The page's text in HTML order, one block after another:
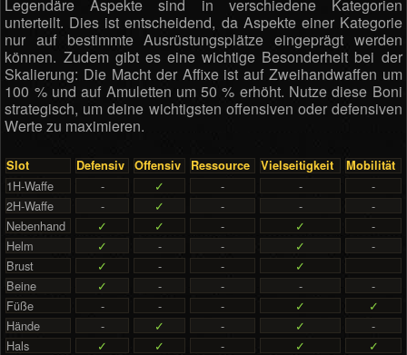
Legendäre Aspekte sind in verschiedene Kategorien
unterteilt. Dies ist entscheidend, da Aspekte einer Kategorie
nur auf bestimmte Ausrüstungsplätze eingeprägt werden
können. Zudem gibt es eine wichtige Besonderheit bei der
Skalierung: Die Macht der Affixe ist auf Zweihandwaffen um
100 % und auf Amuletten um 50 % erhöht. Nutze diese Boni
strategisch, um deine wichtigsten offensiven oder defensiven
Werte zu maximieren.
Slot Defensiv Offensiv Ressource Vielseitigkeit Mobilität
1H-Waffe - ✓ - -
-
2H-Waffe
- ✓ - -
-
Nebenhand
✓ ✓ - ✓
-
Helm
✓ - - ✓
-
Brust
✓ - -
✓
Beine
✓ - - -
-
Füße
- - - ✓
✓
Hände
- ✓ - ✓
-
Hals
✓ ✓ - ✓
✓